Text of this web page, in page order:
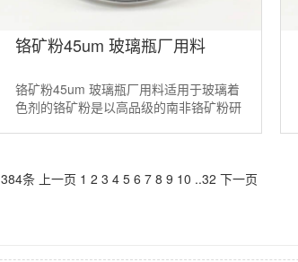
铬矿粉45um 玻璃瓶厂用料
铬矿粉45um 玻璃瓶厂用料适用于玻璃着
色剂的铬矿粉是以高品级的南非铬矿粉研
384条 上一页 1 2 3 4 5 6 7 8 9 10 ..32 下一页